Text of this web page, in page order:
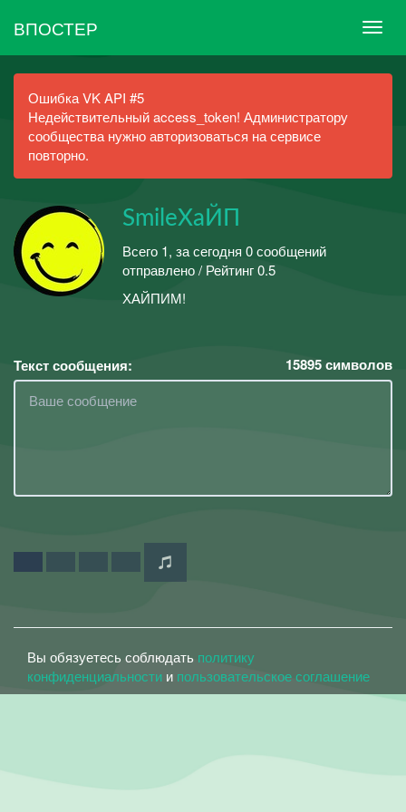
ВПОСТЕР
Ошибка VK API #5
Недействительный access_token! Администратору
сообщества нужно авторизоваться на сервисе
повторно.
SmileХаЙП
Всего 1, за сегодня 0 сообщений
отправлено / Рейтинг 0.5
ХАЙПИМ!
Текст сообщения: 15895символов
Вы обязуетесь соблюдать политику
конфиденциальности и пользовательское соглашение